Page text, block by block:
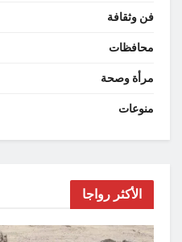
فن وثقافة
محافظات
مرأة وصحة
منوعات
الأكثر رواجا